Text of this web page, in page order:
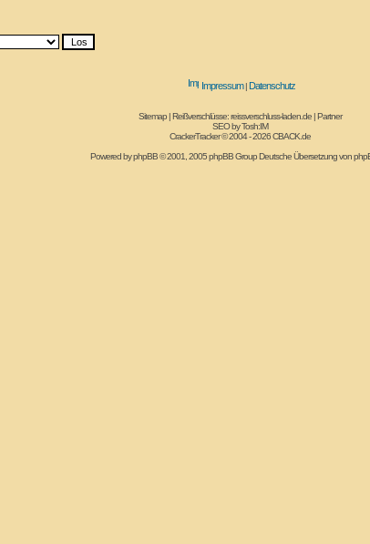
Impressum| Datenschutz
Sitemap|Reißverschlüsse: reissverschluss-laden.de|Partner
SEO byTosh:IM
CrackerTracker © 2004 - 2026CBACK.de
Powered byphpBB© 2001, 2005 phpBB Group Deutsche Übersetzung von